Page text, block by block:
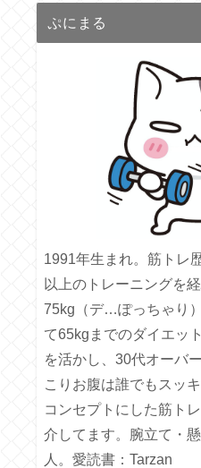
ぷにまる
1991年生まれ。筋トレ
以上のトレーニングを
75kg（デ…ぽっちゃり
て65kgまでのダイエッ
を活かし、30代オーバ
こりお腹は誰でもスッ
コンセプトにした筋ト
介してます。腕立て・
人。愛読書：Tarzan